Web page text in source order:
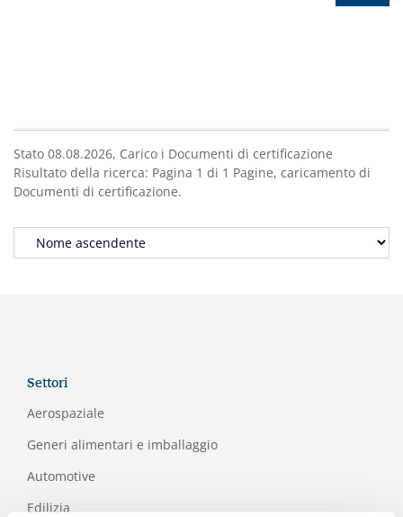
Stato 08.08.2026, Carico i Documenti di certificazione
Risultato della ricerca: Pagina 1 di 1 Pagine, caricamento di
Documenti di certificazione.
Settori
Aerospaziale
Generi alimentari e imballaggio
Automotive
Edilizia